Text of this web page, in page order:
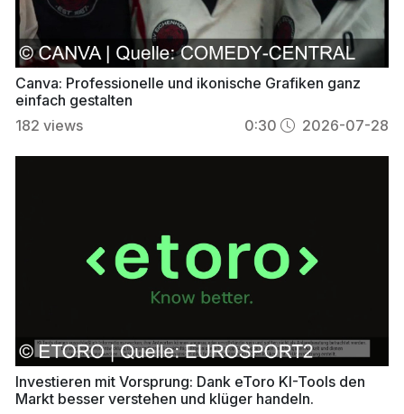
Canva: Professionelle und ikonische Grafiken ganz
einfach gestalten
182 views 0:30 2026-07-28
Investieren mit Vorsprung: Dank eToro KI-Tools den
Markt besser verstehen und klüger handeln.